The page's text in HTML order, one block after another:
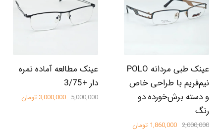
عینک طبی مردانه POLO
نیم‌فریم با طراحی خاص
و دسته‌ برش‌خورده دو
رنگ
2,000,000 1,860,000 تومان
عینک مطالعه آماده نمره
دار +3/75
5,000,000 3,000,000 تومان